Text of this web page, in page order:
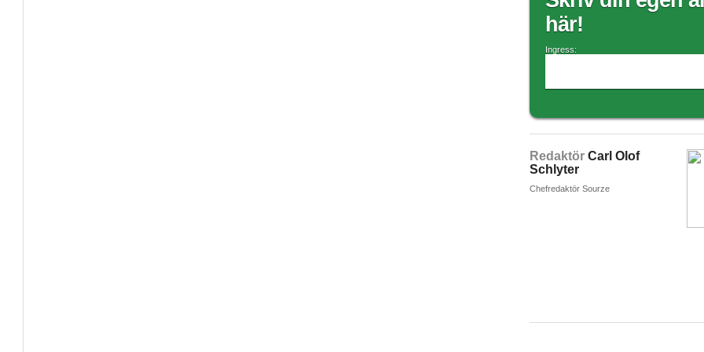
här!
Ingress:
Redaktör Carl Olof
Schlyter
Chefredaktör Sourze